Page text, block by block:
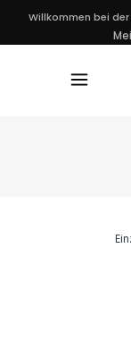
Willkommen bei der